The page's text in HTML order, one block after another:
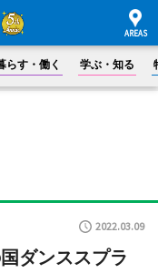
らす・働く 学ぶ・知る
2022.03.09
ダンススプラ